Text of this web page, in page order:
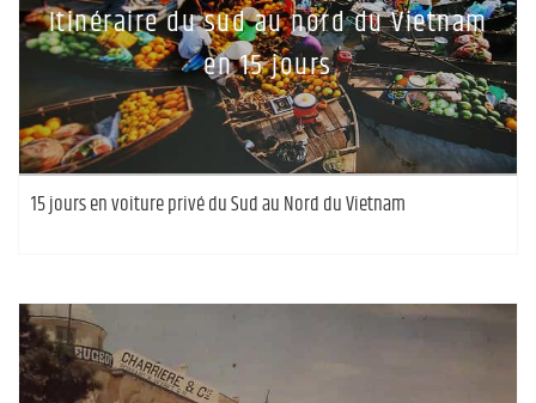
Itinéraire du sud au nord du Vietnam
en 15 jours
15 jours en voiture privé du Sud au Nord du Vietnam